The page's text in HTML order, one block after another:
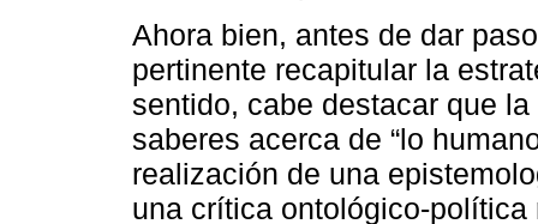
Ahora bien, antes de dar
pertinente recapitular la
sentido, cabe destacar que
saberes acerca de “lo
realización de una
una crítica ontológico-